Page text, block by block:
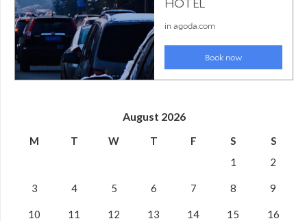
August 2026
M T W T F S
S
1
2
3 4 5 6 7 8 9
10 11 12 13 14 15 16